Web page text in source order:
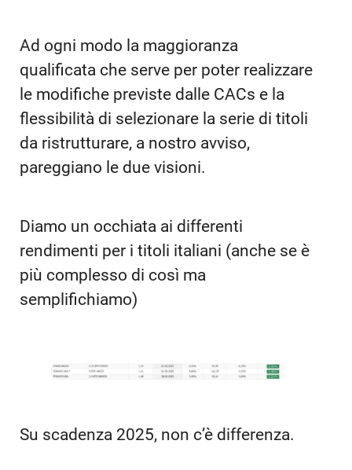
Ad ogni modo la maggioranza
qualificata che serve per poter realizzare
le modifiche previste dalle CACs e la
flessibilità di selezionare la serie di titoli
da ristrutturare, a nostro avviso,
pareggiano le due visioni.
Diamo un occhiata ai differenti
rendimenti per i titoli italiani (anche se è
più complesso di così ma
semplifichiamo)
Su scadenza 2025, non c’è differenza.